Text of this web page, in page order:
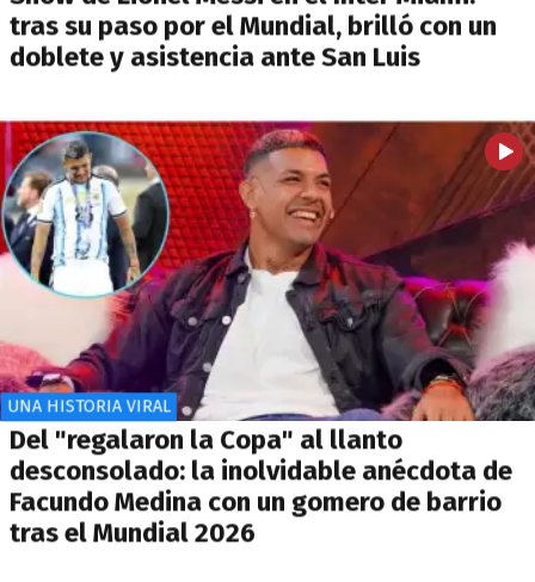
tras su paso por el Mundial, brilló con un
doblete y asistencia ante San Luis
UNA HISTORIA VIRAL
Del "regalaron la Copa" al llanto
desconsolado: la inolvidable anécdota de
Facundo Medina con un gomero de barrio
tras el Mundial 2026